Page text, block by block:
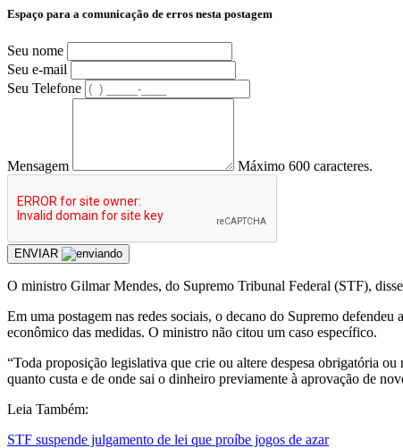
Espaço para a comunicação de erros nesta postagem
Seu nome
Seu e-mail
Seu Telefone
Mensagem Máximo 600 caracteres.
ENVIAR
O ministro Gilmar Mendes, do Supremo Tribunal Federal (STF),
Em uma postagem nas redes sociais, o decano do Supremo
econômico das medidas. O ministro não citou um caso específico.
“Toda proposição legislativa que crie ou altere despesa obrigatória
quanto custa e de onde sai o dinheiro previamente à aprovação de
Leia Também:
STF suspende julgamento de lei que proíbe jogos de azar